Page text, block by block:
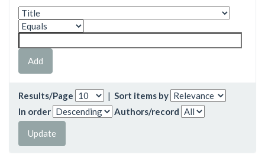
Results/Page | Sort items by
In order
Authors/record